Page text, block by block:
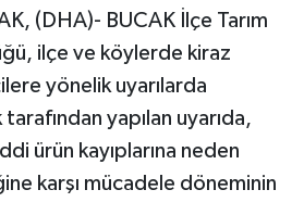
(DHA)- BUCAK İlçe Tarım
ilçe ve köylerde kiraz
yönelik uyarılarda
yapılan uyarıda,
ürün kayıplarına neden
karşı mücadele döneminin